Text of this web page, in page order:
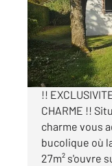
Maison à
360
Visiter le site
!!
CHARME !!
charme vous
bucolique où
27m² s'ouvre